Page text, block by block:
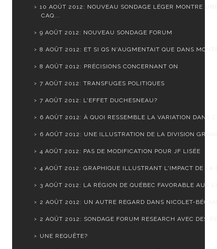
10 AOÛT 2012: NOUVEAU SONDAGE LÉGER MONTRE
CAQ...
9 AOÛT 2012: NOUVEAU SONDAGE FORUM
8 AOÛT 2012: ET SI QS N'AUGMENTAIT QUE DANS
8 AOÛT 2012: PRÉCISIONS CONCERNANT ON
7 AOÛT 2012: TRANSFUGES POLITIQUES
7 AOÛT 2012: L'EFFET DUCHESNEAU?
6 AOÛT 2012: À QUOI RESSEMBLE LA VARIATION DANS
6 AOÛT 2012: UNE ILLUSTRATION DE LA DIVISION
4 AOÛT 2012: PAS DE MODIFICATION POUR JF LISÉE
4 AOÛT 2012: GRAPHIQUE ILLUSTRANT L'IMPACT DE LA
3 AOÛT 2012: LA RÉGION DE QUÉBEC FAVORABLE AUX
2 AOÛT 2012: UN AUTRE REGARD DANS NICOLET-
2 AOÛT 2012: SONDAGE FORUM RESEARCH AVEC DES
UNE REQUÊTE?